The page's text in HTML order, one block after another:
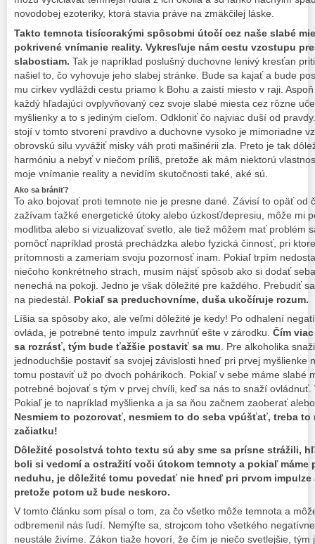
novodobej ezoteriky, ktorá stavia práve na zmäkčilej láske.
Takto temnota tisícorakými spôsobmi útočí cez naše slabé
pokrivené vnímanie reality. Vykresľuje nám cestu vzostupu
slabostiam. Tak je napríklad poslušný duchovne lenivý kresťan
našiel to, čo vyhovuje jeho slabej stránke. Bude sa kajať a bude
mu cirkev vydláždi cestu priamo k Bohu a zaistí miesto v raji.
každý hľadajúci ovplyvňovaný cez svoje slabé miesta cez rôzne
myšlienky a to s jediným cieľom. Odkloniť čo najviac duší od
stojí v tomto stvorení pravdivo a duchovne vysoko je mimoriadne
obrovskú silu vyvážiť misky váh proti mašinérii zla. Preto je tak
harmóniu a nebyť v niečom príliš, pretože ak mám niektorú
moje vnímanie reality a nevidím skutočnosti také, aké sú.
Ako sa brániť?
To ako bojovať proti temnote nie je presne dané. Závisí to opäť od
zažívam ťažké energetické útoky alebo úzkosť/depresiu, môže mi
modlitba alebo si vizualizovať svetlo, ale tiež môžem mať problém
pomôcť napríklad prostá prechádzka alebo fyzická činnosť, pri
prítomnosti a zameriam svoju pozornosť inam. Pokiaľ trpím
niečoho konkrétneho strach, musím nájsť spôsob ako si dodať
nenechá na pokoji. Jedno je však dôležité pre každého. Prebudiť
na piedestál. Pokiaľ sa preduchovníme, duša ukočíruje rozum.
Líšia sa spôsoby ako, ale veľmi dôležité je kedy! Po odhalení
ovláda, je potrebné tento impulz zavrhnúť ešte v zárodku. Čím
sa rozrásť, tým bude ťažšie postaviť sa mu . Pre alkoholika
jednoduchšie postaviť sa svojej závislosti hneď pri prvej myšlienke
tomu postaviť už po dvoch pohárikoch. Pokiaľ v sebe máme slabé
potrebné bojovať s tým v prvej chvíli, keď sa nás to snaží
Pokiaľ je to napríklad myšlienka a ja sa ňou začnem zaoberať
Nesmiem to pozorovať, nesmiem to do seba vpúšťať, treba
začiatku!
Dôležité posolstvá tohto textu sú aby sme sa prísne strážili,
boli si vedomí a ostražití voči útokom temnoty a pokiaľ máme
neduhu, je dôležité tomu povedať nie hneď pri prvom
pretože potom už bude neskoro.
V tomto článku som písal o tom, za čo všetko môže temnota a
odbremenil nás ľudí. Nemýľte sa, strojcom toho všetkého
neustále živíme. Zákon tiaže hovorí, že čím je niečo svetlejšie, tým